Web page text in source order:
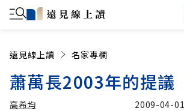
遠見線上讀 名家專欄
蕭萬長2003年的提議
高希均 2009-04-01